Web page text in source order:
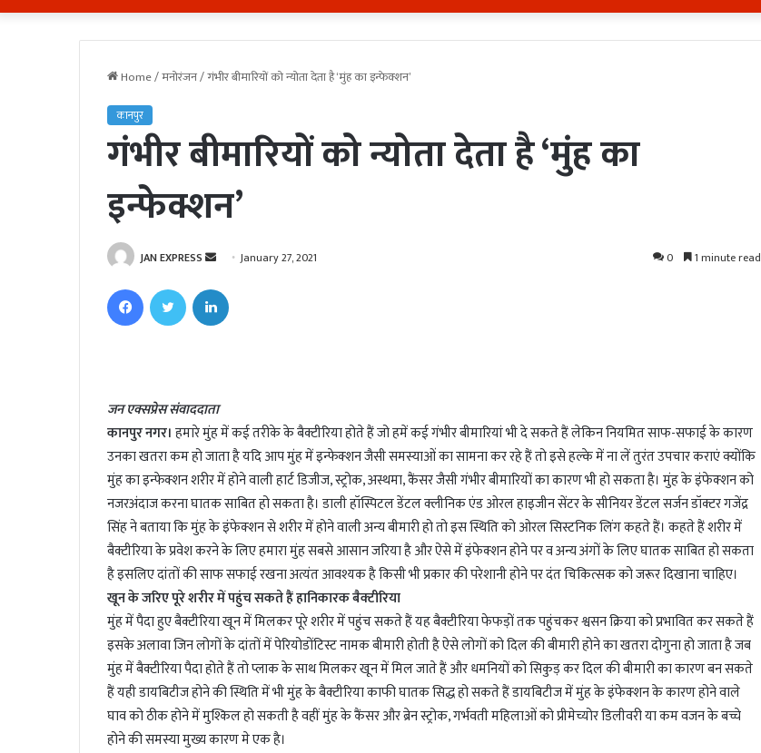
Home/मनोरंजन/गंभीर बीमारियों को न्योता देता है ‘मुंह का इन्फेक्शन’
कानपुर
गंभीर बीमारियों को न्योता देता है ‘मुंह का
इन्फेक्शन’
JAN EXPRESS
d
m
a
i
l
January 27, 2021 0 1 minute read
जन एक्सप्रेस संवाददाता
कानपुर नगर। हमारे मुंह में कई तरीके के बैक्टीरिया होते हैं जो हमें कई गंभीर बीमारियां भी दे सकते हैं लेकिन नियमित साफ-सफाई के कारण
उनका खतरा कम हो जाता है यदि आप मुंह में इन्फेक्शन जैसी समस्याओं का सामना कर रहे हैं तो इसे हल्के में ना लें तुरंत उपचार कराएं क्योंकि
मुंह का इन्फेक्शन शरीर में होने वाली हार्ट डिजीज, स्ट्रोक, अस्थमा, कैंसर जैसी गंभीर बीमारियों का कारण भी हो सकता है। मुंह के इंफेक्शन को
नजरअंदाज करना घातक साबित हो सकता है। डाली हॉस्पिटल डेंटल क्लीनिक एंड ओरल हाइजीन सेंटर के सीनियर डेंटल सर्जन डॉक्टर गजेंद्र
सिंह ने बताया कि मुंह के इंफेक्शन से शरीर में होने वाली अन्य बीमारी हो तो इस स्थिति को ओरल सिस्टनिक लिंग कहते हैं। कहते हैं शरीर में
बैक्टीरिया के प्रवेश करने के लिए हमारा मुंह सबसे आसान जरिया है और ऐसे में इंफेक्शन होने पर व अन्य अंगों के लिए घातक साबित हो सकता
है इसलिए दांतों की साफ सफाई रखना अत्यंत आवश्यक है किसी भी प्रकार की परेशानी होने पर दंत चिकित्सक को जरूर दिखाना चाहिए।
खून के जरिए पूरे शरीर में पहुंच सकते हैं हानिकारक बैक्टीरिया
मुंह में पैदा हुए बैक्टीरिया खून में मिलकर पूरे शरीर में पहुंच सकते हैं यह बैक्टीरिया फेफड़ों तक पहुंचकर श्वसन क्रिया को प्रभावित कर सकते हैं
इसके अलावा जिन लोगों के दांतों में पेरियोडोंटिस्ट नामक बीमारी होती है ऐसे लोगों को दिल की बीमारी होने का खतरा दोगुना हो जाता है जब
मुंह में बैक्टीरिया पैदा होते हैं तो प्लाक के साथ मिलकर खून में मिल जाते हैं और धमनियों को सिकुड़ कर दिल की बीमारी का कारण बन सकते
हैं यही डायबिटीज होने की स्थिति में भी मुंह के बैक्टीरिया काफी घातक सिद्ध हो सकते हैं डायबिटीज में मुंह के इंफेक्शन के कारण होने वाले
घाव को ठीक होने में मुश्किल हो सकती है वहीं मुंह के कैंसर और ब्रेन स्ट्रोक, गर्भवती महिलाओं को प्रीमेच्योर डिलीवरी या कम वजन के बच्चे
होने की समस्या मुख्य कारण मे एक है।